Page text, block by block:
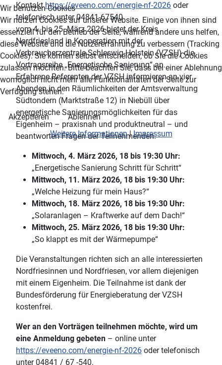
Kontakthttps://eveeno.com/energie-nf-2026 oder
telefonisch unter 04841-67540
vom 4. bis 25. März 2026 bietet der Kreis
Nordfriesland in Kooperation mit der
Verbraucherzentrale Schleswig-Holstein (VZSH) die
Vortragsreihe „Energetische Sanierung“ an.
Erfahrene Referenten der VZSH informieren an vier
Abenden in den Räumlichkeiten der Amtsverwaltung
Südtondern (Marktstraße 12) in Niebüll über
energetische Sanierungsmöglichkeiten für das
Eigenheim – praxisnah und produktneutral – und
beantworten Fragen der Teilnehmenden.
Mittwoch, 4. März 2026, 18 bis 19:30 Uhr:
„Energetische Sanierung Schritt für Schritt“
Mittwoch, 11. März 2026, 18 bis 19:30 Uhr:
„Welche Heizung für mein Haus?“
Mittwoch, 18. März 2026, 18 bis 19:30 Uhr:
„Solaranlagen – Kraftwerke auf dem Dach!“
Mittwoch, 25. März 2026, 18 bis 19:30 Uhr:
„So klappt es mit der Wärmepumpe“
Die Veranstaltungen richten sich an alle interessierten
Nordfriesinnen und Nordfriesen, vor allem diejenigen
mit einem Eigenheim. Die Teilnahme ist dank der
Bundesförderung für Energieberatung der VZSH
kostenfrei.
Wer an den Vorträgen teilnehmen möchte, wird um
eine Anmeldung gebeten – online unter
https://eveeno.com/energie-nf-2026 oder telefonisch
unter 04841 / 67 -540.
Wir benutzen Cookies
Wir nutzen Cookies auf unserer Website. Einige von ihnen sind
essenziell für den Betrieb der Seite, während andere uns helfen,
diese Website und die Nutzererfahrung zu verbessern (Tracking
Cookies). Sie können selbst entscheiden, ob Sie die Cookies
zulassen möchten. Bitte beachten Sie, dass bei einer Ablehnung
womöglich nicht mehr alle Funktionalitäten der Seite zur
Verfügung stehen.
Akzeptieren
Ablehnen
Weitere Informationen|Impressum